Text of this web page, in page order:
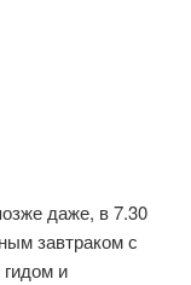
даже, в 7.30
завтраком с
и